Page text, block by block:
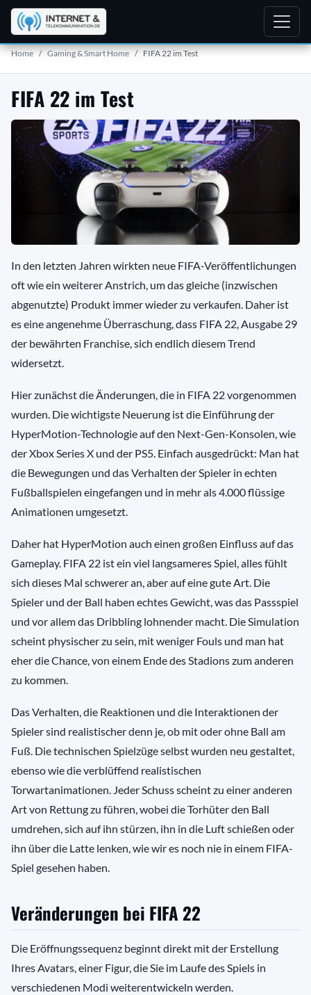
Home Gaming & Smart Home FIFA 22 im Test
FIFA 22 im Test
In den letzten Jahren wirkten neue FIFA-Veröffentlichungen
oft wie ein weiterer Anstrich, um das gleiche (inzwischen
abgenutzte) Produkt immer wieder zu verkaufen. Daher ist
es eine angenehme Überraschung, dass FIFA 22, Ausgabe 29
der bewährten Franchise, sich endlich diesem Trend
widersetzt.
Hier zunächst die Änderungen, die in FIFA 22 vorgenommen
wurden. Die wichtigste Neuerung ist die Einführung der
HyperMotion-Technologie auf den Next-Gen-Konsolen, wie
der Xbox Series X und der PS5. Einfach ausgedrückt: Man hat
die Bewegungen und das Verhalten der Spieler in echten
Fußballspielen eingefangen und in mehr als 4.000 flüssige
Animationen umgesetzt.
Daher hat HyperMotion auch einen großen Einfluss auf das
Gameplay. FIFA 22 ist ein viel langsameres Spiel, alles fühlt
sich dieses Mal schwerer an, aber auf eine gute Art. Die
Spieler und der Ball haben echtes Gewicht, was das Passspiel
und vor allem das Dribbling lohnender macht. Die Simulation
scheint physischer zu sein, mit weniger Fouls und man hat
eher die Chance, von einem Ende des Stadions zum anderen
zu kommen.
Das Verhalten, die Reaktionen und die Interaktionen der
Spieler sind realistischer denn je, ob mit oder ohne Ball am
Fuß. Die technischen Spielzüge selbst wurden neu gestaltet,
ebenso wie die verblüffend realistischen
Torwartanimationen. Jeder Schuss scheint zu einer anderen
Art von Rettung zu führen, wobei die Torhüter den Ball
umdrehen, sich auf ihn stürzen, ihn in die Luft schießen oder
ihn über die Latte lenken, wie wir es noch nie in einem FIFA-
Spiel gesehen haben.
Veränderungen bei FIFA 22
Die Eröffnungssequenz beginnt direkt mit der Erstellung
Ihres Avatars, einer Figur, die Sie im Laufe des Spiels in
verschiedenen Modi weiterentwickeln werden.